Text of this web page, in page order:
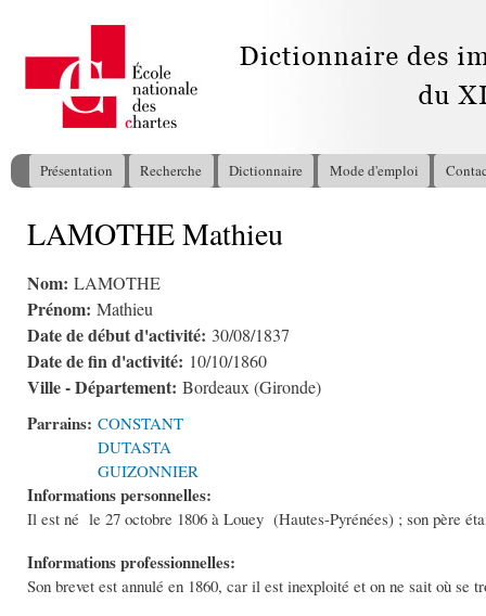
Menu principal
Présentation Recherche Dictionnaire Mode d'emploi
Vous êtes ici
LAMOTHE Mathieu
Nom: LAMOTHE
Prénom: Mathieu
Date de début d'activité: 30/08/1837
Date de fin d'activité: 10/10/1860
Ville - Département: Bordeaux (Gironde)
Parrains: CONSTANT
DUTASTA
GUIZONNIER
Informations personnelles:
Il est né le 27 octobre 1806 à Louey (Hautes-Pyrénées) ; son père
Informations professionnelles:
Son brevet est annulé en 1860, car il est inexploité et on ne sait où se